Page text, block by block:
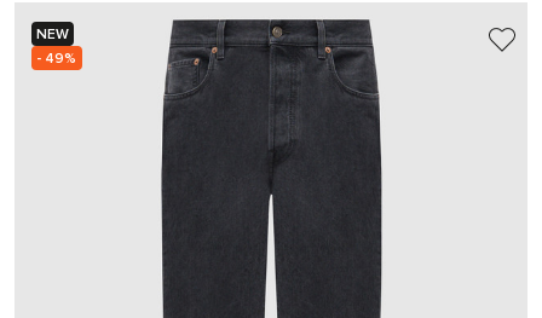
NEW
- 49%